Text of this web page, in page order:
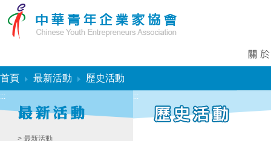
首頁 最新活動 歷史活動
:::
> 最新活動
:::